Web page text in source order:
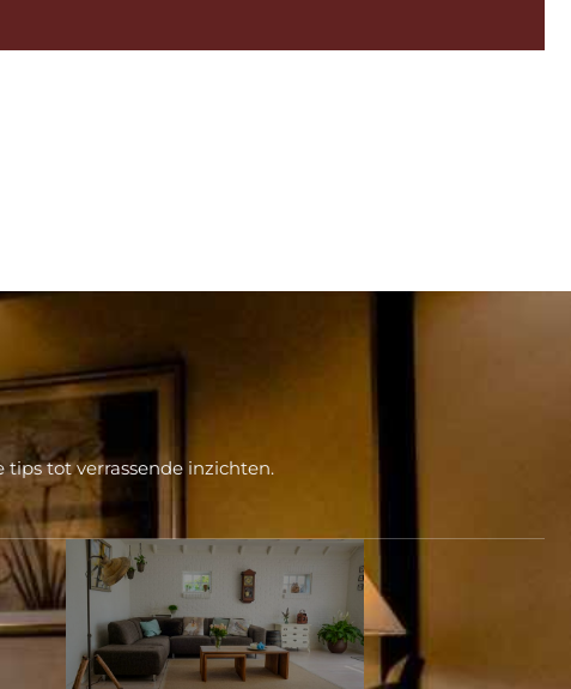
tot verrassende inzichten.